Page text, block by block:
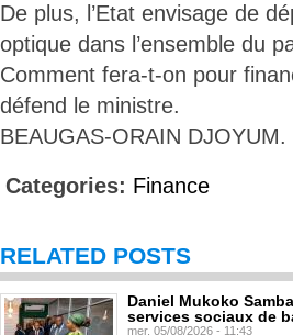
De plus, l’Etat envisage de
optique dans l’ensemble du
Comment fera-t-on pour
défend le ministre.
BEAUGAS-ORAIN DJOYUM.
Categories: Finance
RELATED POSTS
Daniel Mukoko
services sociaux de
mer, 05/08/2026 - 11:43